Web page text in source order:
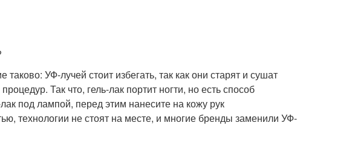
УФ-лучей стоит избегать, так как они старят и сушат
Так что, гель-лак портит ногти, но есть способ
под лампой, перед этим нанесите на кожу рук
технологии не стоят на месте, и многие бренды заменили УФ-